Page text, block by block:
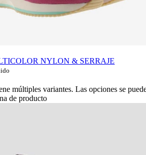
NYLON & SERRAJE
múltiples variantes. Las opciones se
de producto